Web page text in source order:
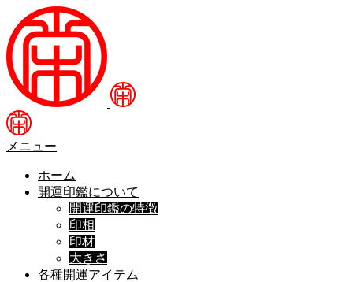
メニュー
ホーム
開運印鑑について
開運印鑑の特徴
印相
印材
大きさ
各種開運アイテム